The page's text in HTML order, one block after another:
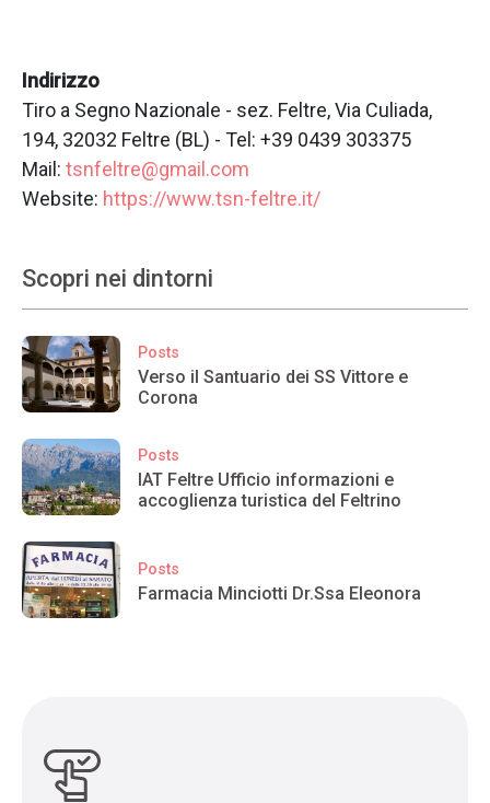
Indirizzo
Tiro a Segno Nazionale - sez. Feltre, Via Culiada,
194, 32032 Feltre (BL) - Tel: +39 0439 303375
Mail: tsnfeltre@gmail.com
Website: https://www.tsn-feltre.it/
Scopri nei dintorni
Posts
Verso il Santuario dei SS Vittore e
Corona
Posts
IAT Feltre Ufficio informazioni e
accoglienza turistica del Feltrino
Posts
Farmacia Minciotti Dr.Ssa Eleonora